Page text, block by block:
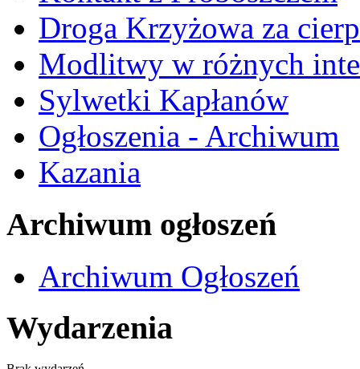
Droga Krzyżowa za
Modlitwy w różnych
Sylwetki Kapłanów
Ogłoszenia - Archiwum
Kazania
Archiwum ogłoszeń
Archiwum Ogłoszeń
Wydarzenia